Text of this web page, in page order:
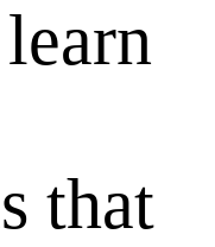
that